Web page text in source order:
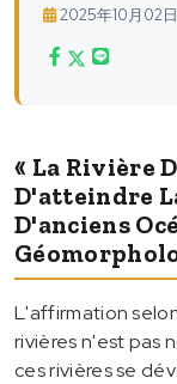
2025年10月02
« La Rivière
D'atteindre
D'anciens
L'affirmation
rivières n'est pas
ces rivières se